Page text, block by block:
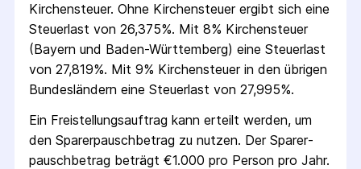
Kirchensteuer. Ohne Kirchensteuer ergibt sich eine
Steuerlast von 26,375%. Mit 8% Kirchensteuer
(Bayern und Baden-Württemberg) eine Steuerlast
von 27,819%. Mit 9% Kirchensteuer in den übrigen
Bundesländern eine Steuerlast von 27,995%.
Ein Freistellungs­auftrag kann erteilt werden, um
den Sparer­pausch­betrag zu nutzen. Der Sparer­
pausch­betrag beträgt €1.000 pro Person pro Jahr.